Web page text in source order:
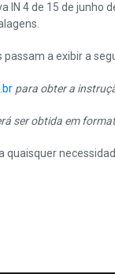
IN 4 de 15 de
a exibir a
para obter a
ser obtida em
quaisquer